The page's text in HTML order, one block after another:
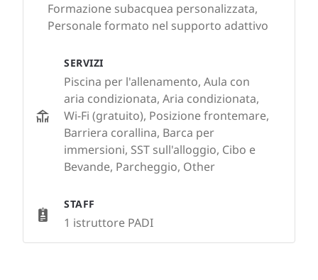
Formazione subacquea personalizzata,
Personale formato nel supporto adattivo
SERVIZI
Piscina per l'allenamento, Aula con
aria condizionata, Aria condizionata,
Wi-Fi (gratuito), Posizione frontemare,
Barriera corallina, Barca per
immersioni, SST sull'alloggio, Cibo e
Bevande, Parcheggio, Other
STAFF
1 istruttore PADI